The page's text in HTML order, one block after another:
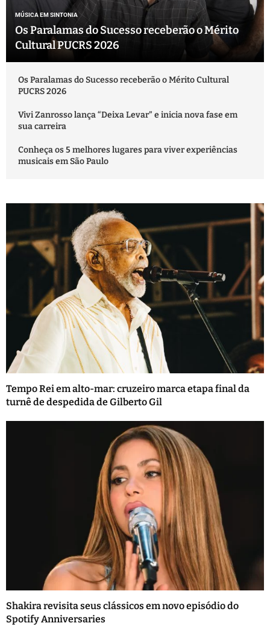
MÚSICA EM SINTONIA
Os Paralamas do Sucesso receberão o Mérito
Cultural PUCRS 2026
Os Paralamas do Sucesso receberão o Mérito Cultural
PUCRS 2026
Vivi Zanrosso lança “Deixa Levar” e inicia nova fase em
sua carreira
Conheça os 5 melhores lugares para viver experiências
musicais em São Paulo
Tempo Rei em alto-mar: cruzeiro marca etapa final da
turnê de despedida de Gilberto Gil
Shakira revisita seus clássicos em novo episódio do
Spotify Anniversaries